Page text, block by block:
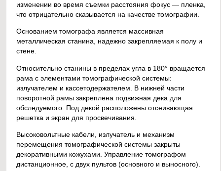
изменении во время съемки расстояния фокус — пленка,
что отрицательно сказывается на качестве томографии.
Основанием томографа является массивная
металлическая станина, надежно закрепляемая к полу и
стене.
Относительно станины в пределах угла в 180° вращается
рама с элементами томографической системы:
излучателем и кассетодержателем. В нижней части
поворотной рамы закреплена подвижная дека для
обследуемого. Под декой расположены отсеивающая
решетка и экран для просвечивания.
Высоковольтные кабели, излучатель и механизм
перемещения томографической системы закрыты
декоративными кожухами. Управление томографом
дистанционное, с двух пультов (основного и выносного).